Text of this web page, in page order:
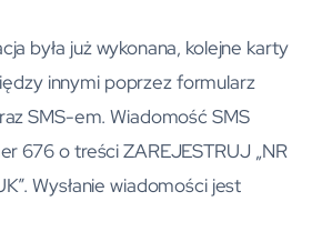
była już wykonana, kolejne karty
innymi poprzez formularz
SMS-em. Wiadomość SMS
676 o treści ZAREJESTRUJ „NR
Wysłanie wiadomości jest